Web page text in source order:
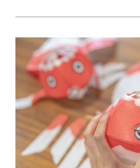
て、大地の楽しみ方をご案内